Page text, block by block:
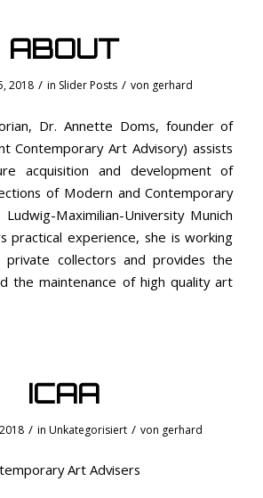
ABOUT
2018 / in Slider Posts / von gerhard
Dr. Annette Doms, founder of
Contemporary Art Advisory) assists
acquisition and development of
of Modern and Contemporary
Maximilian-University Munich
practical experience, she is working
collectors and provides the
the maintenance of high quality art
ICAA
/ inUnkategorisiert / von gerhard
Art Advisers